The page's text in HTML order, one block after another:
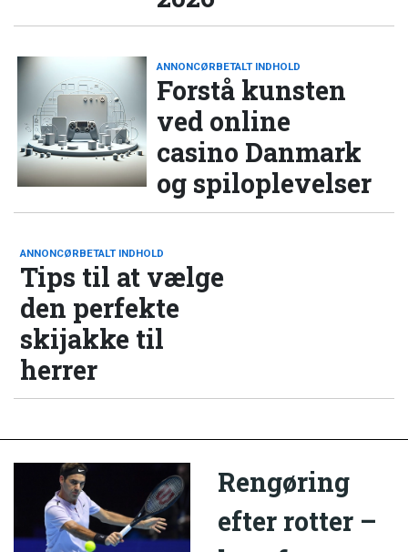
ANNONCØRBETALT INDHOLD
Forstå kunsten
ved online
casino Danmark
og spiloplevelser
ANNONCØRBETALT INDHOLD
Tips til at vælge
den perfekte
skijakke til
herrer
Rengøring
efter rotter –